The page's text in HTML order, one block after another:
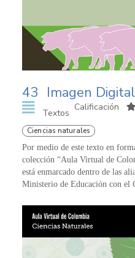
43 Imagen
Textos
Calificación
Ciencias naturales
Por medio de este texto en
colección “Aula Virtual de
está enmarcado dentro de las
Ministerio de Educación con el